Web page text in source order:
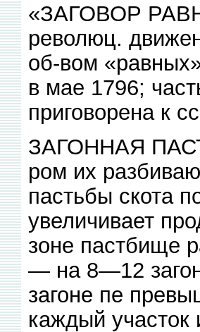
«ЗАГОВОР
революц.
об-вом
в мае 1796;
приговорена к
ЗАГОННАЯ
ром их
пастьбы скота
увеличивает
зоне пастбище
— на 8—12
загоне пе
каждый